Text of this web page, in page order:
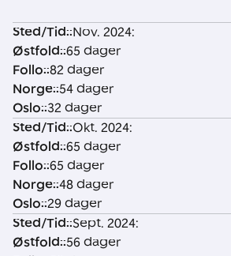
S
t
e
d
/
T
i
d
:
Ø
st
f
o
l
d
:
F
o
ll
o
:
N
o
r
g
e
:
O
sl
o
:
Sted/Tid::Nov. 2024:
Østfold::65 dager
Follo::82 dager
Norge::54 dager
Oslo::32 dager
Sted/Tid::Okt. 2024:
Østfold::65 dager
Follo::65 dager
Norge::48 dager
Oslo::29 dager
Sted/Tid::Sept. 2024:
Østfold::56 dager